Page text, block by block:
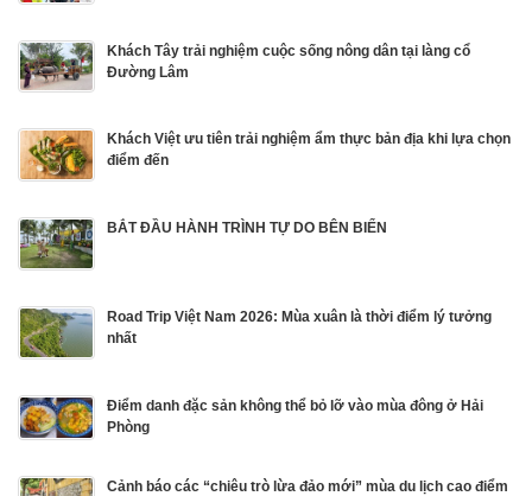
Khách Tây trải nghiệm cuộc sống nông dân tại làng cổ
Đường Lâm
Khách Việt ưu tiên trải nghiệm ẩm thực bản địa khi lựa chọn
điểm đến
BẮT ĐẦU HÀNH TRÌNH TỰ DO BÊN BIỂN
Road Trip Việt Nam 2026: Mùa xuân là thời điểm lý tưởng
nhất
Điểm danh đặc sản không thể bỏ lỡ vào mùa đông ở Hải
Phòng
Cảnh báo các “chiêu trò lừa đảo mới” mùa du lịch cao điểm